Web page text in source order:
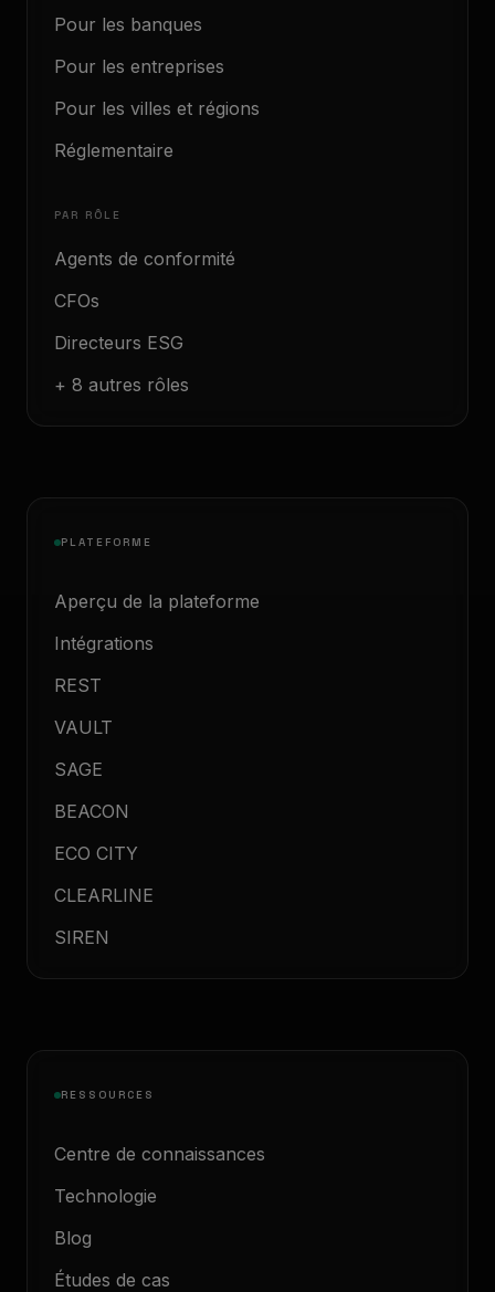
Pour les banques
Pour les entreprises
Pour les villes et régions
Réglementaire
PAR RÔLE
Agents de conformité
CFOs
Directeurs ESG
+ 8 autres rôles
PLATEFORME
Aperçu de la plateforme
Intégrations
REST
VAULT
SAGE
BEACON
ECO CITY
CLEARLINE
SIREN
RESSOURCES
Centre de connaissances
Technologie
Blog
Études de cas